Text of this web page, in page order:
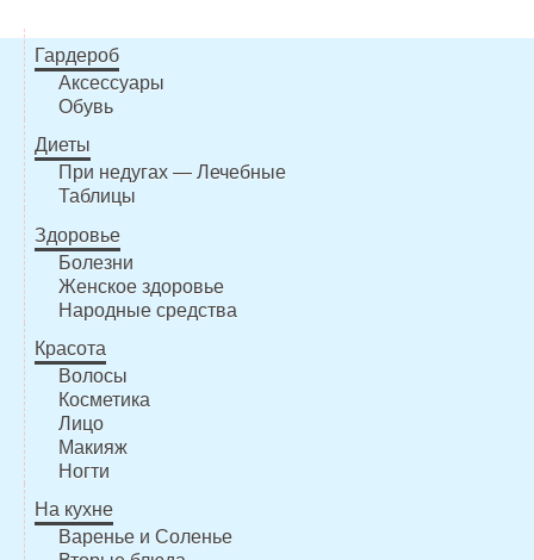
Гардероб
Аксессуары
Обувь
Диеты
При недугах — Лечебные
Таблицы
Здоровье
Болезни
Женское здоровье
Народные средства
Красота
Волосы
Косметика
Лицо
Макияж
Ногти
На кухне
Варенье и Соленье